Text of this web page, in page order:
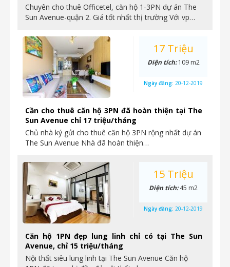
Chuyên cho thuê Officetel, căn hộ 1-3PN dự án The
Sun Avenue-quận 2. Giá tốt nhất thị trường Với vp…
Cần cho thuê căn hộ 3PN đã hoàn thiện tại The
Sun Avenue chỉ 17 triệu/tháng
Chủ nhà ký gửi cho thuê căn hộ 3PN rộng nhất dự án
The Sun Avenue Nhà đã hoàn thiện…
17 Triệu
Diện tích:109 m2
Ngày đăng: 20-12-2019
Căn hộ 1PN đẹp lung linh chỉ có tại The Sun
Avenue, chỉ 15 triệu/tháng
Nội thất siêu lung linh tại The Sun Avenue Căn hộ
15 Triệu
Diện tích:45 m2
Ngày đăng: 20-12-2019